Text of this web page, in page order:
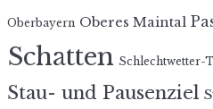
Oberbayern Oberes Maintal
Schatten Schlechtwetter-
Stau- und Pausenziel